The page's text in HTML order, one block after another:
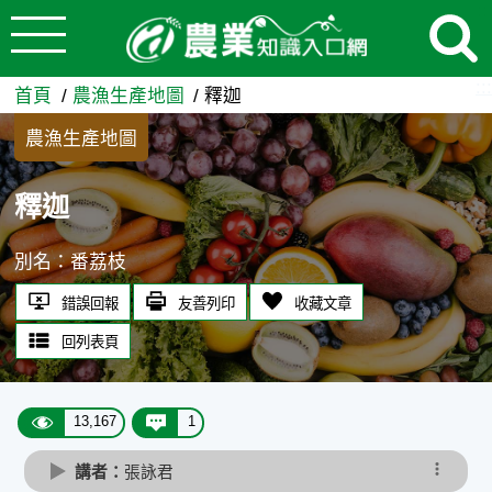
跳到主要內容
釋迦 - 農業知識入口網
首頁 農漁生產地圖 釋迦
農漁生產地圖
釋迦
別名：番荔枝
錯誤回報 友善列印 收藏文章
回列表頁
13,167 1
講者： 張詠君